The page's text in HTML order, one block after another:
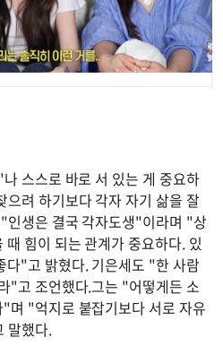
스스로 바로 서 있는 게 중요하
려 하기보다 각자 자기 삶을 잘
인생은 결국 각자도생"이라며 "상
힘이 되는 관계가 중요하다. 있
다"고 밝혔다. 기은세도 "한 사람
"고 조언했다.그는 "어떻게든 소
며 "억지로 붙잡기보다 서로 자유
말했다.